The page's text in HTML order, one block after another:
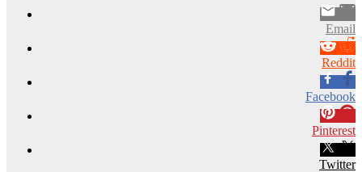
Email
Reddit
Facebook
Pinterest
Twitter